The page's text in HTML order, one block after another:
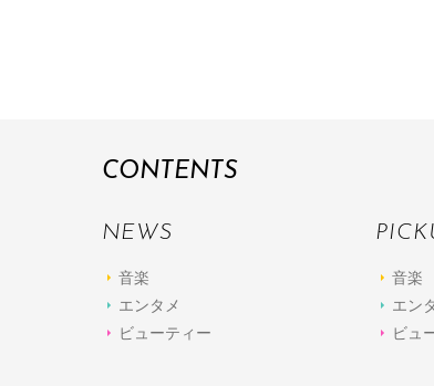
CONTENTS
NEWS
音楽
エンタメ
ビューティー
音楽
エン
ビュ